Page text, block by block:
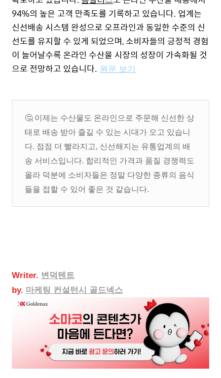
94%의 높은 고객 만족도를 기록하고 있습니다. 업계는
신선배송 시스템 완성으로 오프라인과 동일한 수준의 신
선도를 유지할 수 있게 되었으며, 소비자들의 긍정적 경험
이 늘어날수록 온라인 수산물 시장의 성장이 가속화될 것
으로 전망하고 있습니다. 원문 보기
🤔 이제는 수산물도 온라인으로 주문해 신선한 상
태로 배송 받아 즐길 수 있는 시대가 오고 있습니
다. 점점 더 빨라지고, 신선해지는 유통업계의 배
송 서비스입니다. 합리적인 가격과 품질 경쟁력도
올라 덕분에 소비자들은 정말 다양한 종류의 음식
들을 접할 수 있어 좋은 것 같습니다.
Writer. 변덕텐트
by. 마케팅 컨설턴시 골드넥스